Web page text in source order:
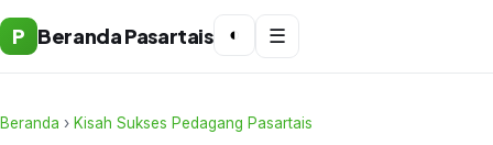
P Beranda Pasartais ◐ ☰
Beranda › Kisah Sukses Pedagang Pasartais